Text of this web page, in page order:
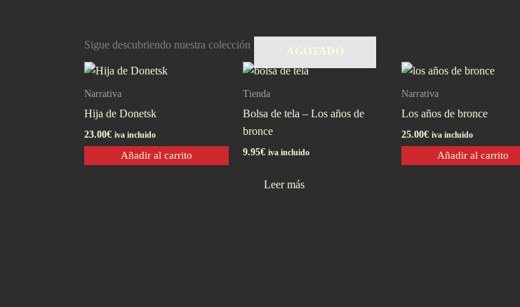
Sigue descubriendo nuestra colección
Narrativa
Hija de Donetsk
23.00€ iva incluido
Añadir al carrito
AGOTADO
Tienda
Bolsa de tela – Los años de
bronce
9.95€ iva incluido
Leer más
Narrativa
Los años de bronce
25.00€ iva incluido
Añadir al carrito